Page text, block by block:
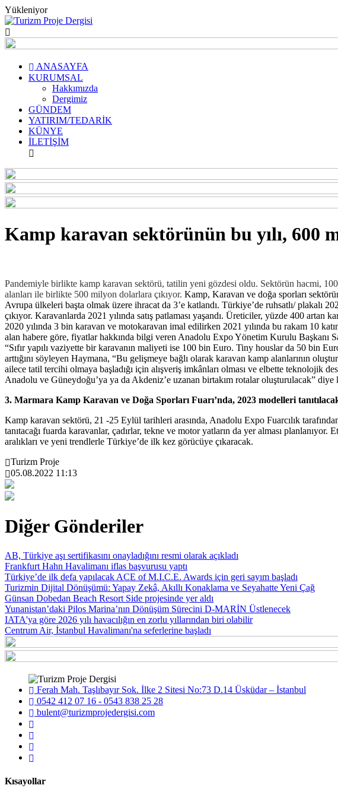
Yükleniyor
ANASAYFA
KURUMSAL
Hakkımızda
Dergimiz
GÜNDEM
YATIRIM/TEDARİK
KÜNYE
İLETİŞİM
Kamp karavan sektörünün bu yılı, 600
Pandemiyle birlikte kamp karavan sektörü, tatilin yeni gözdesi oldu. Sektörün hacmi,
alanları ile birlikte 500 milyon dolarlara çıkıyor. Kamp, Karavan ve doğa sporları
Avrupa ülkeleri başta olmak üzere ihracat da 3’e katlandı. Türkiye’de ruhsatlı/ plakalı
çıkıyor. Karavanlarda 2021 yılında satış patlaması yaşandı. Üreticiler, yüzde 400
2020 yılında 3 bin karavan ve motokaravan imal edilirken 2021 yılında bu rakam 10
alan habere göre, fiyatlar hakkında bilgi veren Anadolu Expo Yönetim Kurulu Başkanı
“Sıfır yapılı vaziyette bir karavanın maliyeti ise 100 bin Euro. Tiny houslar da 50 bin
arttığını söyleyen Haymana, “Bu gelişmeye bağlı olarak karavan kamp alanlarının
ailece tatil tercihi olmaya başladığı için alışveriş imkânları olması ve elbette teknolojik
Anadolu ve Güneydoğu’ya ya da Akdeniz’e uzanan birtakım rotalar oluşturulacak” diye
3. Marmara Kamp Karavan ve Doğa Sporları Fuarı’nda, 2023 modelleri
Kamp karavan sektörü, 21 -25 Eylül tarihleri arasında, Anadolu Expo Fuarcılık
tanıtacağı fuarda karavanlar, çadırlar, tekne ve motor yatların da yer alması
aralıkları ve yeni trendlerle Türkiye’de ilk kez görücüye çıkaracak.
Turizm Proje
05.08.2022 11:13
Diğer Gönderiler
AB, Türkiye aşı sertifikasını onayladığını resmi olarak açıkladı
Frankfurt Hahn Havalimanı iflas başvurusu yaptı
Türkiye’de ilk defa yapılacak ACE of M.I.C.E. Awards için geri sayım başladı
Turizmin Dijital Dönüşümü: Yapay Zekâ, Akıllı Konaklama ve Seyahatte Yeni Çağ
Günsan Dobedan Beach Resort Side projesinde yer aldı
Yunanistan’daki Pilos Marina’nın Dönüşüm Sürecini D-MARİN Üstlenecek
IATA'ya göre 2026 yılı havacılığın en zorlu yıllarından biri olabilir
Centrum Air, İstanbul Havalimanı'na seferlerine başladı
Ferah Mah. Taşlıbayır Sok. İlke 2 Sitesi No:73 D.14 Üsküdar – İstanbul
0542 412 07 16 - 0543 838 25 28
bulent@turizmprojedergisi.com
Kısayollar